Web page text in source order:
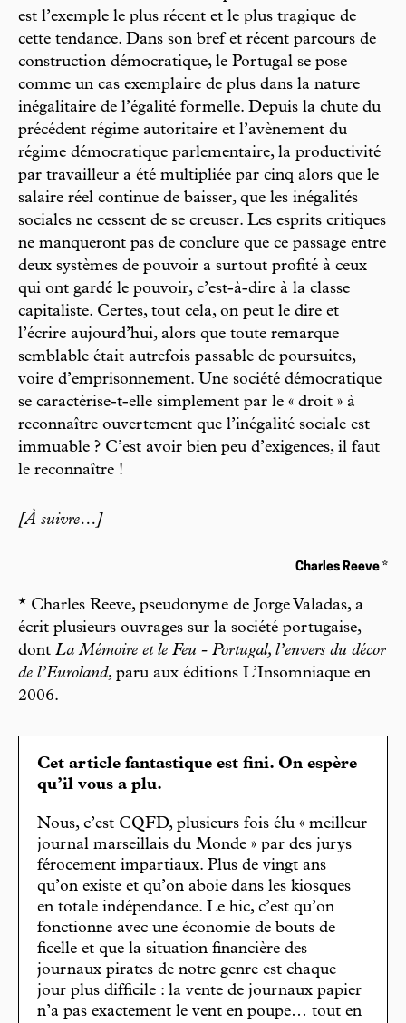
est l’exemple le plus récent et le plus tragique de
cette tendance. Dans son bref et récent parcours de
construction démocratique, le Portugal se pose
comme un cas exemplaire de plus dans la nature
inégalitaire de l’égalité formelle. Depuis la chute du
précédent régime autoritaire et l’avènement du
régime démocratique parlementaire, la productivité
par travailleur a été multipliée par cinq alors que le
salaire réel continue de baisser, que les inégalités
sociales ne cessent de se creuser. Les esprits critiques
ne manqueront pas de conclure que ce passage entre
deux systèmes de pouvoir a surtout profité à ceux
qui ont gardé le pouvoir, c’est-à-dire à la classe
capitaliste. Certes, tout cela, on peut le dire et
l’écrire aujourd’hui, alors que toute remarque
semblable était autrefois passable de poursuites,
voire d’emprisonnement. Une société démocratique
se caractérise-t-elle simplement par le « droit » à
reconnaître ouvertement que l’inégalité sociale est
immuable ? C’est avoir bien peu d’exigences, il faut
le reconnaître !
[À suivre…]
Charles Reeve *
* Charles Reeve, pseudonyme de Jorge Valadas, a
écrit plusieurs ouvrages sur la société portugaise,
dont La Mémoire et le Feu - Portugal, l’envers du décor
de l’Euroland, paru aux éditions L’Insomniaque en
2006.
Cet article fantastique est fini. On espère
qu’il vous a plu.
Nous, c’est CQFD, plusieurs fois élu « meilleur
journal marseillais du Monde » par des jurys
férocement impartiaux. Plus de vingt ans
qu’on existe et qu’on aboie dans les kiosques
en totale indépendance. Le hic, c’est qu’on
fonctionne avec une économie de bouts de
ficelle et que la situation financière des
journaux pirates de notre genre est chaque
jour plus difficile : la vente de journaux papier
n’a pas exactement le vent en poupe… tout en